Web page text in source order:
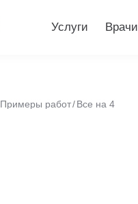
Услуги Врачи
Примеры работ Все на 4